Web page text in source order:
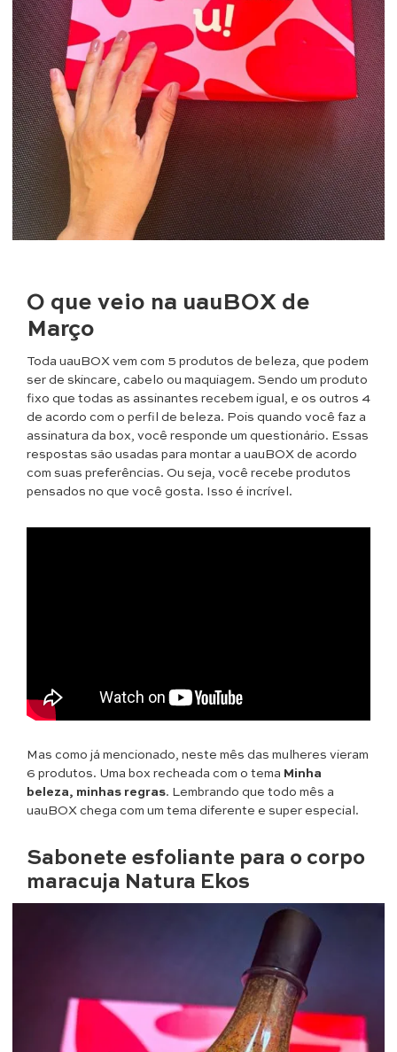
O que veio na uauBOX de
Março
Toda uauBOX vem com 5 produtos de beleza, que podem
ser de skincare, cabelo ou maquiagem. Sendo um produto
fixo que todas as assinantes recebem igual, e os outros 4
de acordo com o perfil de beleza. Pois quando você faz a
assinatura da box, você responde um questionário. Essas
respostas são usadas para montar a uauBOX de acordo
com suas preferências. Ou seja, você recebe produtos
pensados no que você gosta. Isso é incrível.
Mas como já mencionado, neste mês das mulheres vieram
6 produtos. Uma box recheada com o tema Minha
beleza, minhas regras. Lembrando que todo mês a
uauBOX chega com um tema diferente e super especial.
Sabonete esfoliante para o corpo
maracuja Natura Ekos